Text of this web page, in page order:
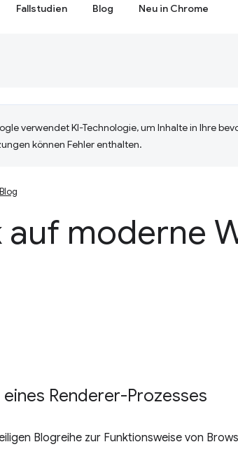
Fallstudien Blog Neu in Chrome
verwendet KI-Technologie, um Inhalte in Ihre
können Fehler enthalten.
Blog
auf moderne
Renderer-Prozesses
Blogreihe zur Funktionsweise von